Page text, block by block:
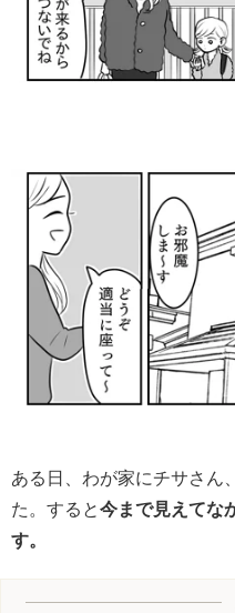
ある日、わが家にチサさん
た。すると今まで見えてな
す。